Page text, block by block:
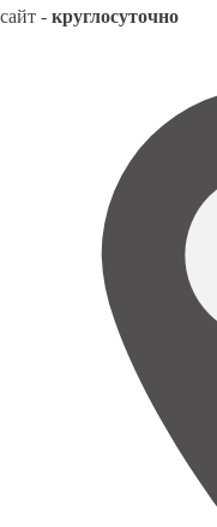
сайт - круглосуточно